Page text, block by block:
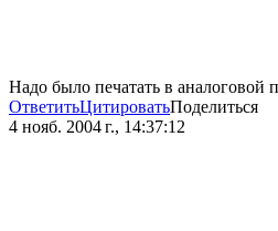
Надо было печатать в аналоговой
ОтветитьЦитироватьПоделиться
4 нояб. 2004 г., 14:37:12